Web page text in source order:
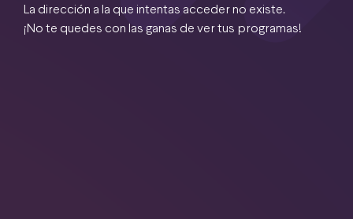
La dirección a la que intentas acceder no existe.
¡No te quedes con las ganas de ver tus programas!